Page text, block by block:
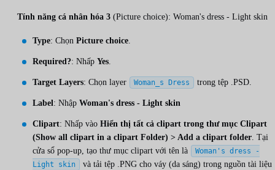
Tính năng cá nhân hóa 3 (Picture choice): Woman's dress - Light skin
Type: Chọn Picture choice.
Required?: Nhấp Yes.
Target Layers: Chọn layer Woman_s Dress trong tệp .PSD.
Label: Nhập Woman's dress - Light skin
Clipart: Nhấp vào Hiển thị tất cả clipart trong thư mục Clipart
(Show all clipart in a clipart Folder) > Add a clipart folder. Tại
cửa sổ pop-up, tạo thư mục clipart với tên là
Woman's dress -
Light skin
và tải tệp .PNG cho váy (da sáng) trong nguồn tài liệu